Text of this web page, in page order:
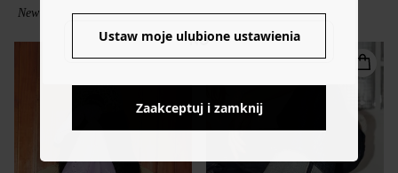
NO
New collection New collection
Ustaw moje ulubione ustawienia
Zaakceptuj i zamknij